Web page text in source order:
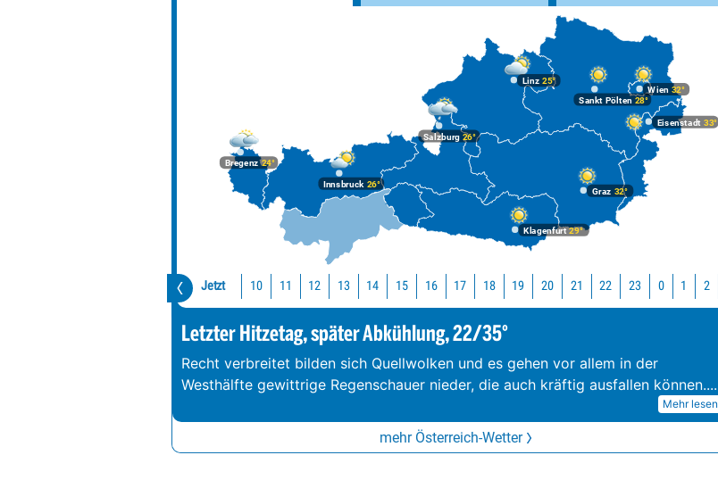
Bregenz24°
Graz 32°
Innsbruck26°
Klagenfurt29°
Linz 25°
Salzburg26°
Wien 32°
Eisenstadt 33°
Sankt Pölten 28°
Jetzt 10 11 12 13 14 15 16 17 18 19 20 21 22 23 0 1 2
Letzter Hitzetag, später Abkühlung, 22/35°
Recht verbreitet bilden sich Quellwolken und es gehen vor allem in der
Westhälfte gewittrige Regenschauer nieder, die auch kräftig ausfallen können....
Mehr lesen
mehr Österreich-Wetter